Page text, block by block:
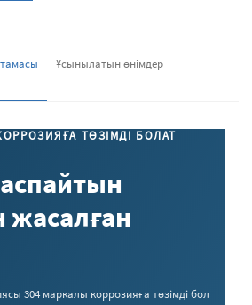
Ұсынылатын өнімдер
ТӨЗІМДІ БОЛАТ
жасалған
304 маркалы коррозияға төзімді бол